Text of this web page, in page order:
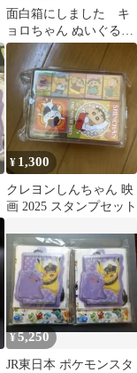
面白箱にしました キ
ョロちゃん ぬいぐるみ
他色々 ＋ ミニモニ
色々
¥ 1,300
クレヨンしんちゃん 映
画 2025 スタンプセット
¥5,250
JR東日本 ポケモンスタ